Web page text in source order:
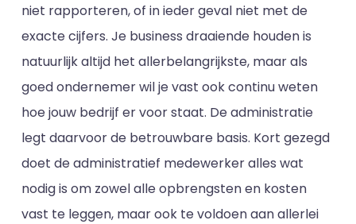
niet rapporteren, of in ieder geval niet met de
exacte cijfers. Je business draaiende houden is
natuurlijk altijd het allerbelangrijkste, maar als
goed ondernemer wil je vast ook continu weten
hoe jouw bedrijf er voor staat. De administratie
legt daarvoor de betrouwbare basis. Kort gezegd
doet de administratief medewerker alles wat
nodig is om zowel alle opbrengsten en kosten
vast te leggen, maar ook te voldoen aan allerlei